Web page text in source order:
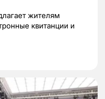
жителям
квитанции и